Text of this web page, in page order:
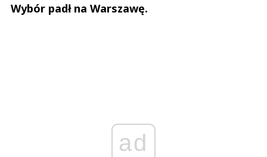
Wybór padł na Warszawę.
ad